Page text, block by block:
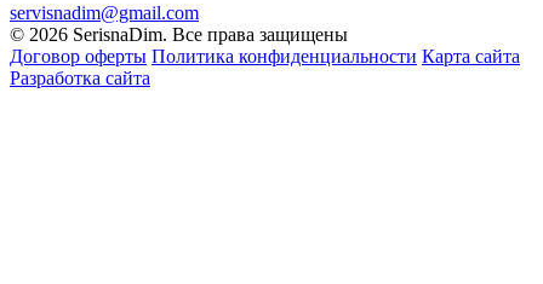
servisnadim@gmail.com
© 2026 SerisnaDim. Все права защищены
Договор оферты Политика конфиденциальности Карта сайта
Разработка сайта